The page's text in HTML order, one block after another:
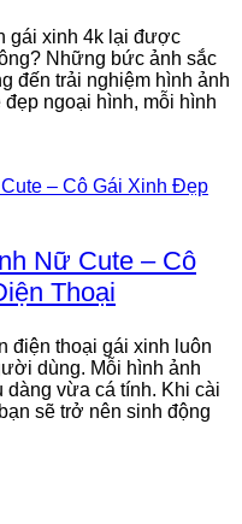
gái xinh 4k lại được
Những bức ảnh sắc
đến trải nghiệm hình ảnh
ngoại hình, mỗi hình
Nữ Cute – Cô
Thoại
điện thoại gái xinh luôn
dùng. Mỗi hình ảnh
dàng vừa cá tính. Khi cài
sẽ trở nên sinh động